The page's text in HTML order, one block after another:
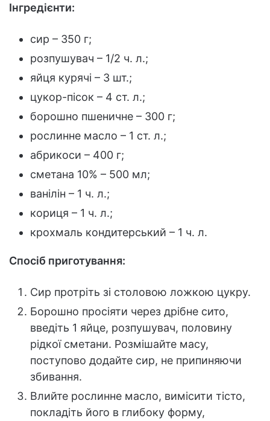
Інгредієнти:
сир – 350 г;
розпушувач – 1/2 ч. л.;
яйця курячі – 3 шт.;
цукор-пісок – 4 ст. л.;
борошно пшеничне – 300 г;
рослинне масло – 1 ст. л.;
абрикоси – 400 г;
сметана 10% – 500 мл;
ванілін – 1 ч. л.;
кориця – 1 ч. л.;
крохмаль кондитерський – 1 ч. л.
Спосіб приготування:
Сир протріть зі столовою ложкою цукру.
Борошно просіяти через дрібне сито,
введіть 1 яйце, розпушувач, половину
рідкої сметани. Розмішайте масу,
поступово додайте сир, не припиняючи
збивання.
Влийте рослинне масло, вимісити тісто,
покладіть його в глибоку форму,